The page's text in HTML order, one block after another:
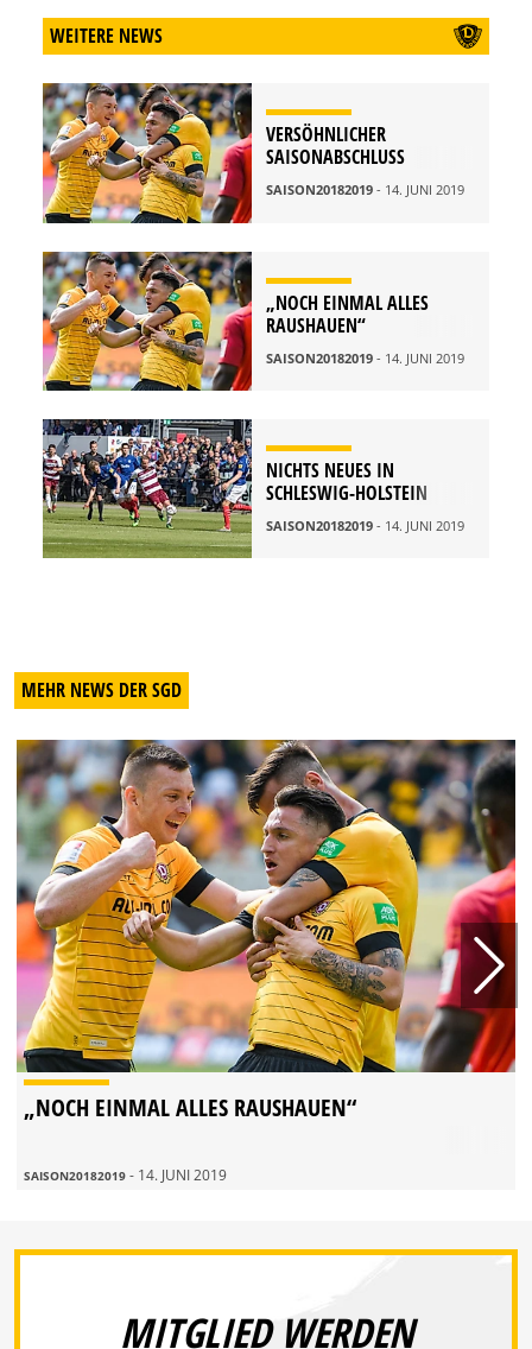
WEITERE NEWS
VERSÖHNLICHER
SAISONABSCHLUSS
SAISON20182019 - 14. JUNI 2019
„NOCH EINMAL ALLES
RAUSHAUEN“
SAISON20182019 - 14. JUNI 2019
NICHTS NEUES IN
SCHLESWIG-HOLSTEIN
SAISON20182019 - 14. JUNI 2019
MEHR NEWS DER SGD
„NOCH EINMAL ALLES RAUSHAUEN“
SAISON20182019 - 14. JUNI 2019
MITGLIED WERDEN